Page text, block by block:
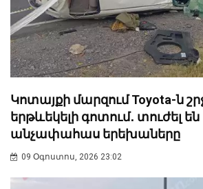
Կոտայքի մարզում Toyota-ն
երթևեկելի գոտում․ տուժել
անչափահաս երեխաները
09 Օգոստոս, 2026 23:02